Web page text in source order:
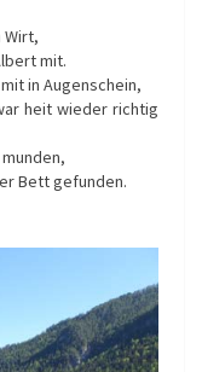
Wirt,
mit.
in Augenschein,
heit wieder richtig
Bett gefunden.